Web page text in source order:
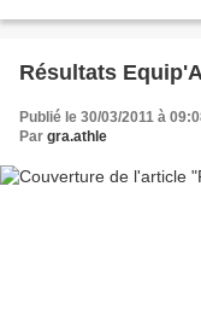
Résultats
Publié le 30/03/2011 à
Par gra.athle